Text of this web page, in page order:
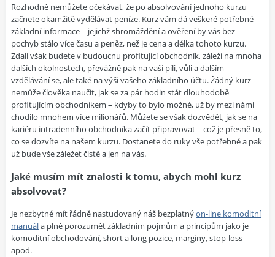
Rozhodně nemůžete očekávat, že po absolvování jednoho kurzu
začnete okamžitě vydělávat peníze. Kurz vám dá veškeré potřebné
základní informace – jejichž shromáždění a ověření by vás bez
pochyb stálo více času a peněz, než je cena a délka tohoto kurzu.
Zdali však budete v budoucnu profitující obchodník, záleží na mnoha
dalších okolnostech, převážně pak na vaší píli, vůli a dalším
vzdělávání se, ale také na výši vašeho základního účtu. Žádný kurz
nemůže člověka naučit, jak se za pár hodin stát dlouhodobě
profitujícím obchodníkem – kdyby to bylo možné, už by mezi námi
chodilo mnohem více milionářů. Můžete se však dozvědět, jak se na
kariéru intradenního obchodníka začít připravovat – což je přesně to,
co se dozvíte na našem kurzu. Dostanete do ruky vše potřebné a pak
už bude vše záležet čistě a jen na vás.
Jaké musím mít znalosti k tomu, abych mohl kurz
absolvovat?
Je nezbytné mít řádně nastudovaný náš bezplatnýon-line komoditní
manuála plně porozumět základním pojmům a principům jako je
komoditní obchodování, short a long pozice, marginy, stop-loss
apod.